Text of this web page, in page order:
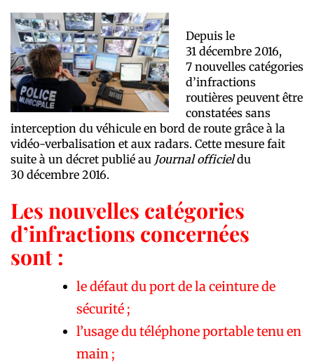
Depuis le
31 décembre 2016,
7 nouvelles catégories
d’infractions
routières peuvent être
constatées sans
interception du véhicule en bord de route grâce à la
vidéo-verbalisation et aux radars. Cette mesure fait
suite à un décret publié au Journal officieldu
30 décembre 2016.
Les nouvelles catégories
d’infractions concernées
sont :
le défaut du port de la ceinture de
sécurité ;
l’usage du téléphone portable tenu en
main ;